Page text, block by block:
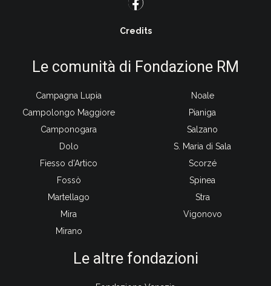
Credits
Le comunità di Fondazione RM
Campagna Lupia
Campolongo Maggiore
Camponogara
Dolo
Fiesso d’Artico
Fossò
Martellago
Mira
Mirano
Noale
Pianiga
Salzano
S. Maria di Sala
Scorzé
Spinea
Stra
Vigonovo
Le altre fondazioni